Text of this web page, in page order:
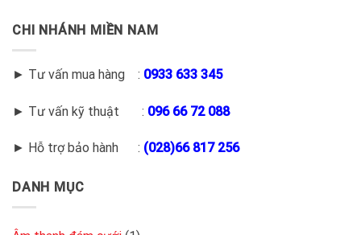
CHI NHÁNH MIỀN NAM
► Tư vấn mua hàng : 0933 633 345
► Tư vấn kỹ thuật : 096 66 72 088
► Hỗ trợ bảo hành : (028)66 817 256
DANH MỤC